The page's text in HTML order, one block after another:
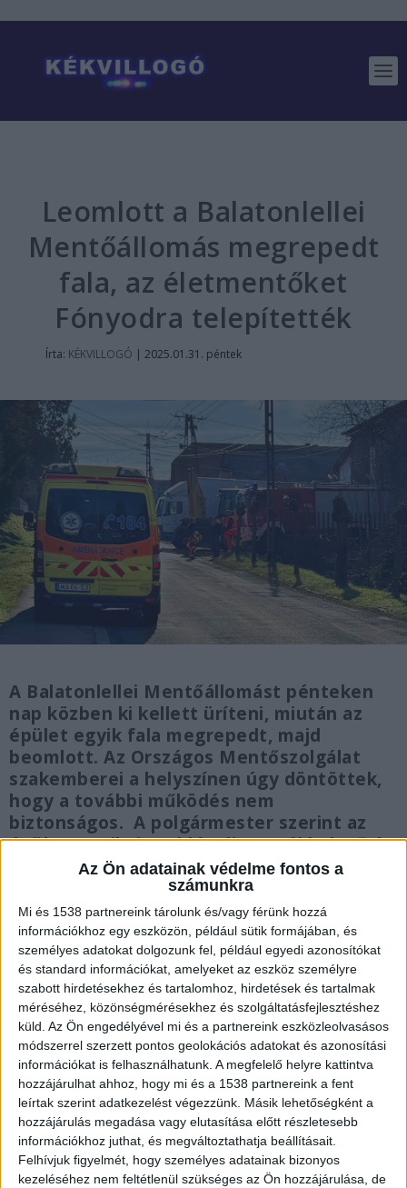
Az Ön adatainak védelme fontos a
számunkra
Mi és 1538 partnereink tárolunk és/vagy férünk hozzá
információkhoz egy eszközön, például sütik formájában, és
személyes adatokat dolgozunk fel, például egyedi azonosítókat
és standard információkat, amelyeket az eszköz személyre
szabott hirdetésekhez és tartalomhoz, hirdetések és tartalmak
méréséhez, közönségmérésekhez és szolgáltatásfejlesztéshez
küld. Az Ön engedélyével mi és a partnereink eszközleolvasásos
módszerrel szerzett pontos geolokációs adatokat és azonosítási
információkat is felhasználhatunk. A megfelelő helyre kattintva
hozzájárulhat ahhoz, hogy mi és a 1538 partnereink a fent
leírtak szerint adatkezelést végezzünk. Másik lehetőségként a
hozzájárulás megadása vagy elutasítása előtt részletesebb
információkhoz juthat, és megváltoztathatja beállításait.
Felhívjuk figyelmét, hogy személyes adatainak bizonyos
kezeléséhez nem feltétlenül szükséges az Ön hozzájárulása, de
Leomlott a Balatonlellei
Mentőállomás megrepedt
fala, az életmentőket
Fónyodra telepítették
Írta: KÉKVILLOGÓ | 2025.01.31. péntek
A Balatonlellei Mentőállomást pénteken
nap közben ki kellett üríteni, miután az
épület egyik fala megrepedt, majd
beomlott. Az Országos Mentőszolgálat
szakemberei a helyszínen úgy döntöttek,
hogy a további működés nem
biztonságos. A polgármester szerint az
épület statikai problémái nem új keletűek.
Kiürítették az épületet
A mentőautókat ki kellett vonni az épületből, a
járműveket átmenetileg Fonyódra helyezték
át. “A kirívóan rossz állapotú Balatonlellei
Mentőállomás épületében az esti órákban
falomlás történt. A mentőegységek
áthelyezéséről Fonyódra azonnal intézkedtünk, a
kár és a szükséges intézkedések meghatározása
folyik” – tájékoztatott a történtekről Győrfi Pál,